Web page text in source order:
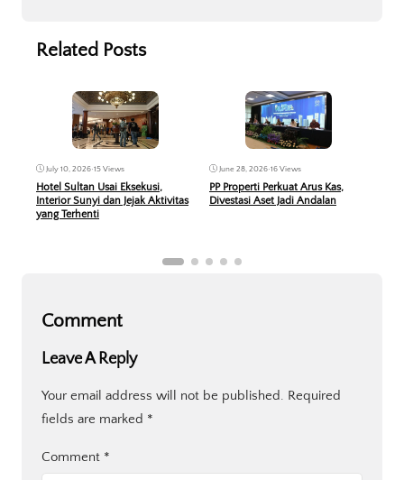
Related Posts
July 10, 2026•15 Views
Hotel Sultan Usai Eksekusi,
Interior Sunyi dan Jejak Aktivitas
yang Terhenti
June 28, 2026•16 Views
PP Properti Perkuat Arus Kas,
Divestasi Aset Jadi Andalan
Comment
Leave A Reply
Your email address will not be published. Required
fields are marked *
Comment *